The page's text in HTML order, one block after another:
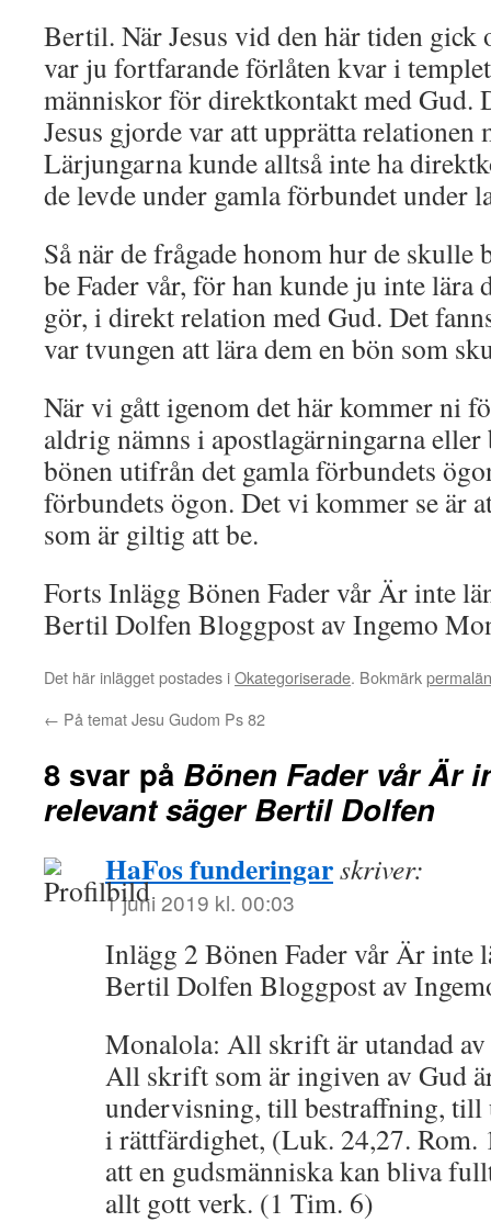
Bertil. När Jesus vid den här tiden gick
var ju fortfarande förlåten kvar i
människor för direktkontakt med Gud.
Jesus gjorde var att upprätta relationen
Lärjungarna kunde alltså inte ha
de levde under gamla förbundet under
Så när de frågade honom hur de skulle
be Fader vår, för han kunde ju inte lära
gör, i direkt relation med Gud. Det
var tvungen att lära dem en bön som
När vi gått igenom det här kommer ni
aldrig nämns i apostlagärningarna eller
bönen utifrån det gamla förbundets
förbundets ögon. Det vi kommer se är
som är giltig att be.
Forts Inlägg Bönen Fader vår Är inte
Bertil Dolfen Bloggpost av Ingemo
Det här inlägget postades iOkategoriserade. Bokmärk
← På temat Jesu Gudom Ps 82
8 svar på Bönen Fader vår Är
relevant säger Bertil Dolfen
HaFos funderingarskriver:
1 juni 2019 kl. 00:03
Inlägg 2 Bönen Fader vår Är inte
Bertil Dolfen Bloggpost av
Monalola: All skrift är utandad
All skrift som är ingiven av Gud
undervisning, till bestraffning, till
i rättfärdighet, (Luk. 24,27. Rom.
att en gudsmänniska kan bliva
allt gott verk. (1 Tim. 6)